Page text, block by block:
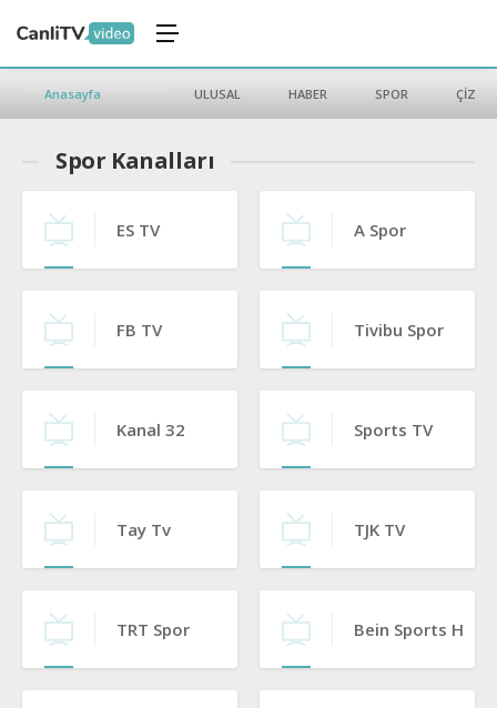
Anasayfa ULUSAL HABER SPOR ÇİZGİ
Spor Kanalları
ES TV A Spor
FB TV Tivibu Spor
Kanal 32 Sports TV
Tay Tv TJK TV
TRT Spor Bein Sports